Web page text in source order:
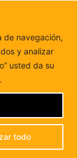
de navegación,
y analizar
usted da su
todo
Estado una
y...